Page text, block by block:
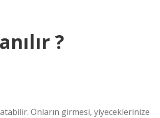
?
Onların girmesi, yiyeceklerinize